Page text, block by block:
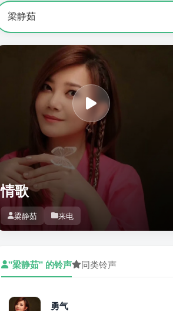
情歌
梁静茹 来电
"梁静茹" 的铃声 同类铃声
勇气